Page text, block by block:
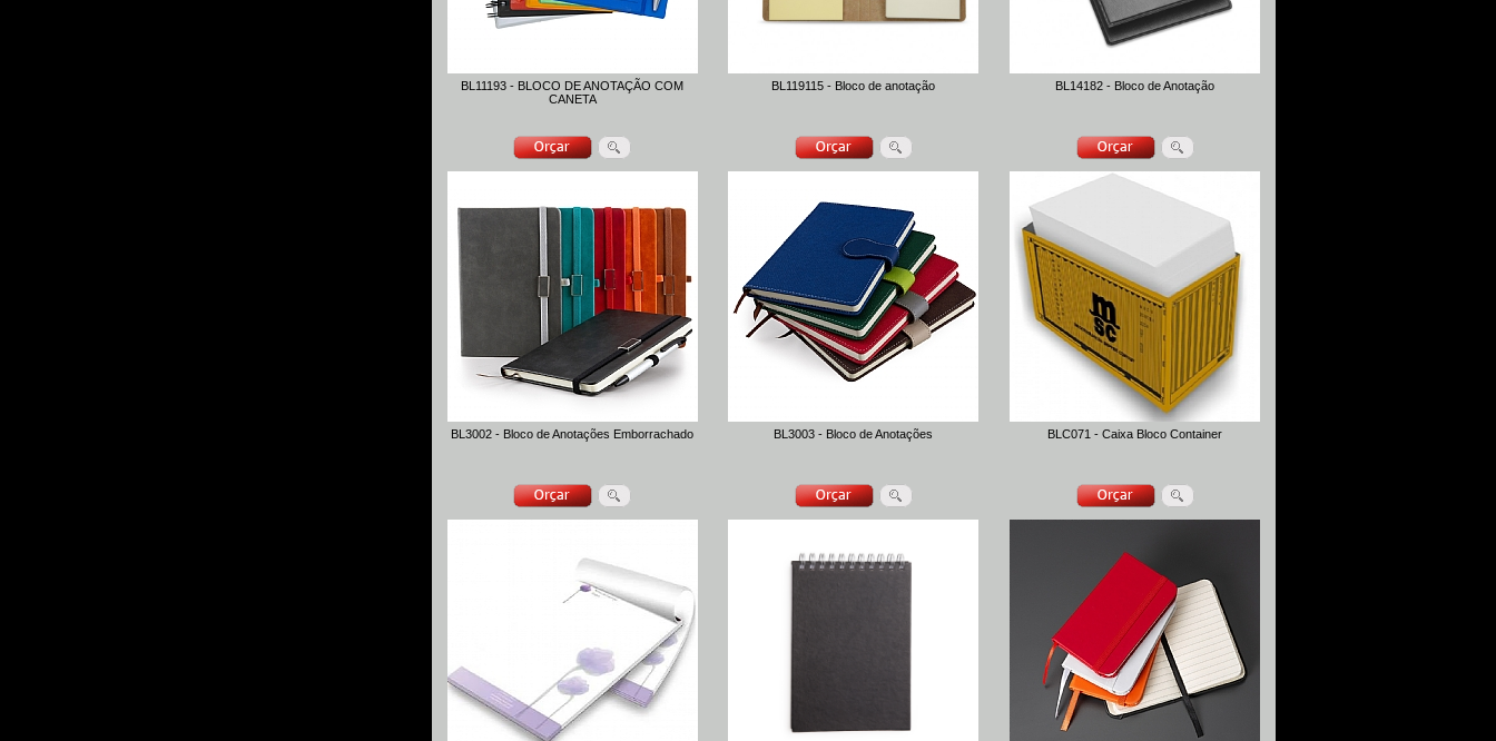
BL11193 - BLOCO DE ANOTAÇÃO COM
CANETA
BL119115 - Bloco de anotação BL14182 - Bloco de Anotação
BL3002 - Bloco de Anotações Emborrachado BL3003 - Bloco de Anotações BLC071 - Caixa Bloco Container